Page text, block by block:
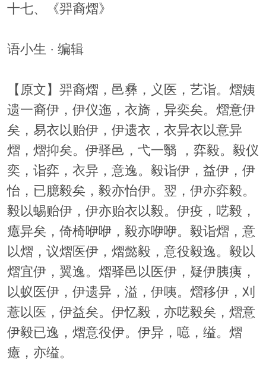
十七、《羿裔熠》
语小生 · 编辑
【原文】羿裔熠，邑彝，义医，艺诣。熠姨
遗一裔伊，伊仪迤，衣旖，异奕矣。熠意伊
矣，易衣以贻伊，伊遗衣，衣异衣以意异
熠，熠抑矣。伊驿邑，弋一翳 ，弈毅。毅仪
奕，诣弈，衣异，意逸。毅诣伊，益伊，伊
怡，已臆毅矣，毅亦怡伊。翌，伊亦弈毅。
毅以蜴贻伊，伊亦贻衣以毅。伊疫，呓毅，
癔异矣，倚椅咿咿，毅亦咿咿。毅诣熠，意
以熠，议熠医伊，熠懿毅，意役毅逸。毅以
熠宜伊，翼逸。熠驿邑以医伊，疑伊胰痍，
以蚁医伊，伊遗异，溢，伊咦。熠移伊，刈
薏以医，伊益矣。伊忆毅，亦呓毅矣，熠意
伊毅已逸，熠意役伊。伊异，噫，缢。熠
癔，亦缢。